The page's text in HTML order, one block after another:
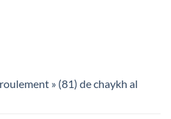
» (81) de chaykh al